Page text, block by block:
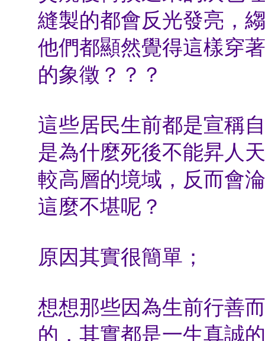
縫製的都會反光發亮，
他們都顯然覺得這樣穿
的象徵？？？
這些居民生前都是宣稱
是為什麼死後不能昇人
較高層的境域，反而會
這麼不堪呢？
原因其實很簡單；
想想那些因為生前行善
的，其實都是一生真誠